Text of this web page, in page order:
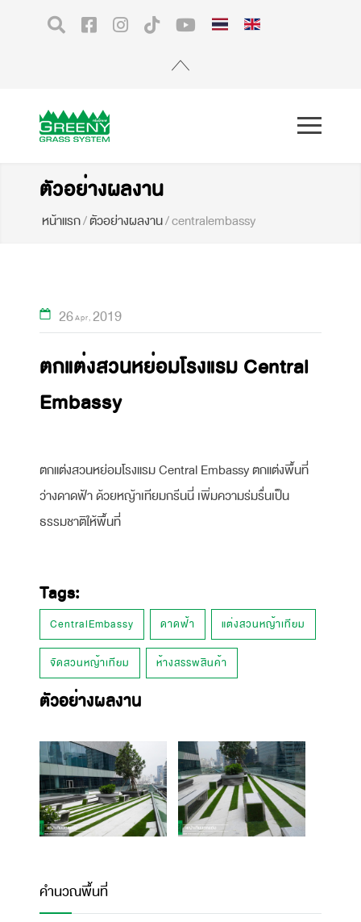
ตัวอย่างผลงาน
หน้าแรก/ตัวอย่างผลงาน/centralembassy
26Apr 2019
ตกแต่งสวนหย่อมโรงแรม Central
Embassy
ตกแต่งสวนหย่อมโรงแรม Central Embassy ตกแต่งพื้นที่
ว่างดาดฟ้า ด้วยหญ้าเทียมกรีนนี่ เพิ่มความร่มรื่นเป็น
ธรรมชาติให้พื้นที่
Tags:
CentralEmbassy ดาดฟ้า แต่งสวนหญ้าเทียม
จัดสวนหญ้าเทียม ห้างสรรพสินค้า
ตัวอย่างผลงาน
คำนวณพื้นที่